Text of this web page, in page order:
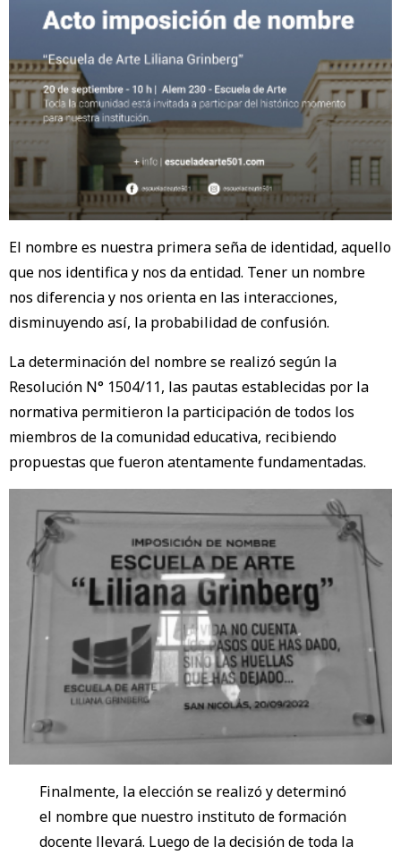
El nombre es nuestra primera seña de identidad, aquello
que nos identifica y nos da entidad. Tener un nombre
nos diferencia y nos orienta en las interacciones,
disminuyendo así, la probabilidad de confusión.
La determinación del nombre se realizó según la
Resolución N° 1504/11, las pautas establecidas por la
normativa permitieron la participación de todos los
miembros de la comunidad educativa, recibiendo
propuestas que fueron atentamente fundamentadas.
Finalmente, la elección se realizó y determinó
el nombre que nuestro instituto de formación
docente llevará. Luego de la decisión de toda la